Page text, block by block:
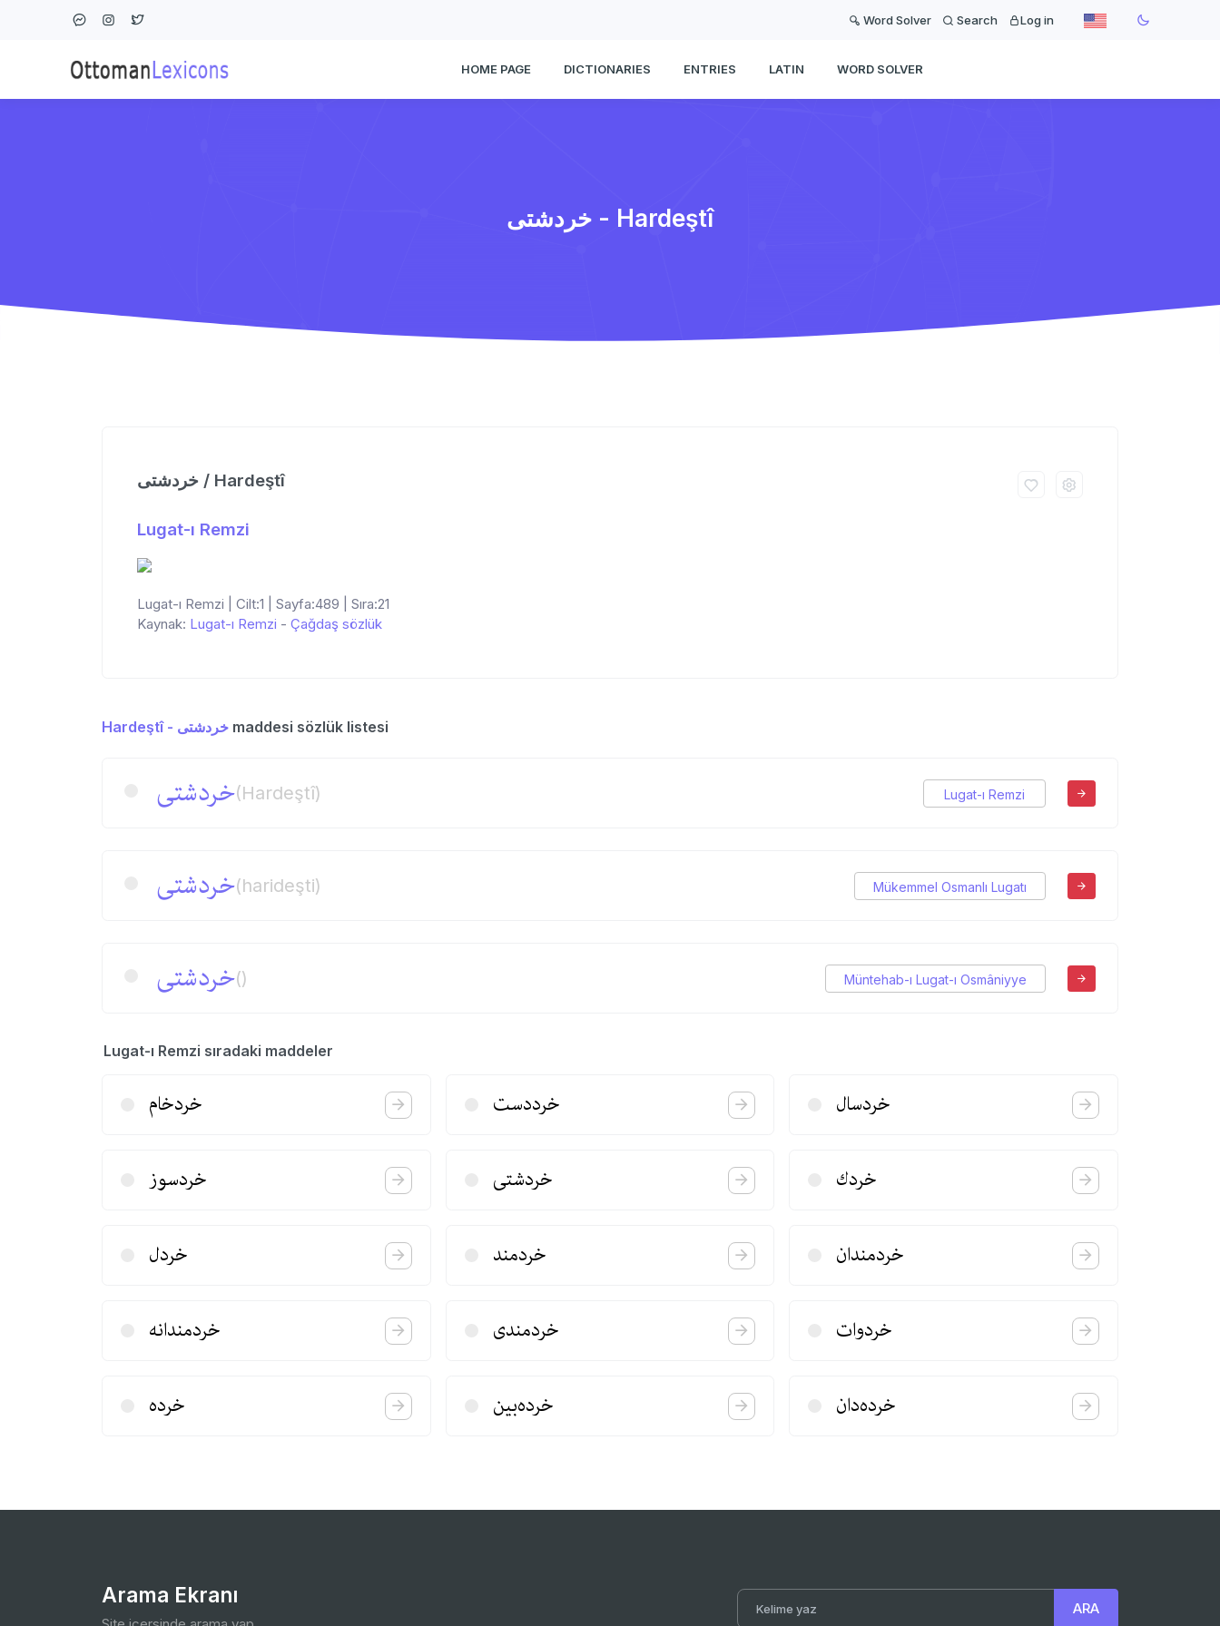
Word Solver Search Log in
HOME PAGE DICTIONARIES ENTRIES LATIN WORD SOLVER
خردشتی - Hardeştî
خردشتی / Hardeştî
Lugat-ı Remzi
Lugat-ı Remzi | Cilt:1 | Sayfa:489 | Sıra:21
Kaynak: Lugat-ı Remzi - Çağdaş sözlük
Hardeştî - خردشتی maddesi sözlük listesi
خردشتی(Hardeştî) Lugat-ı Remzi
خردشتی(harideşti) Mükemmel Osmanlı Lugatı
خردشتی() Müntehab-ı Lugat-ı Osmâniyye
Lugat-ı Remzi sıradaki maddeler
خردخام خرددست خردسال
خردسوز خردشتی خردك
خردل خردمند خردمندان
خردمندانه خردمندی خردوات
خرده خرده‌بین خرده‌دان
Arama Ekranı